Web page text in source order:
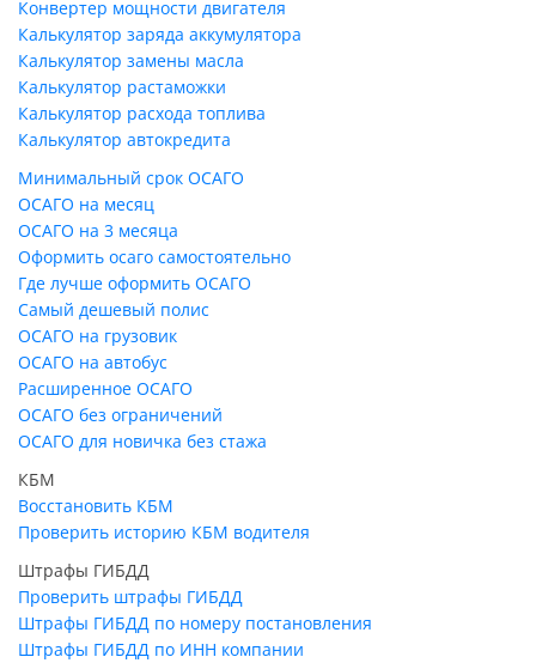
Конвертер мощности двигателя
Калькулятор заряда аккумулятора
Калькулятор замены масла
Калькулятор растаможки
Калькулятор расхода топлива
Калькулятор автокредита
Минимальный срок ОСАГО
ОСАГО на месяц
ОСАГО на 3 месяца
Оформить осаго самостоятельно
Где лучше оформить ОСАГО
Самый дешевый полис
ОСАГО на грузовик
ОСАГО на автобус
Расширенное ОСАГО
ОСАГО без ограничений
ОСАГО для новичка без стажа
КБМ
Восстановить КБМ
Проверить историю КБМ водителя
Штрафы ГИБДД
Проверить штрафы ГИБДД
Штрафы ГИБДД по номеру постановления
Штрафы ГИБДД по ИНН компании